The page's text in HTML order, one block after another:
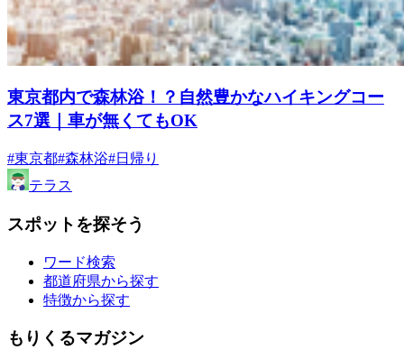
東京都内で森林浴！？自然豊かなハイキングコー
ス7選｜車が無くてもOK
#東京都#森林浴#日帰り
テラス
スポットを探そう
ワード検索
都道府県から探す
特徴から探す
もりくるマガジン